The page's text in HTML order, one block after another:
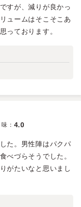
すが、減りが良かっ
ュームはそこそこあ
っております。
味 ： 4.0
た。男性陣はパクパ
べづらそうでした。
がたいなと思いまし